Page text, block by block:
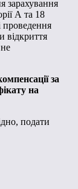
зарахування
А та 18
проведення
відкриття
за
на
подати